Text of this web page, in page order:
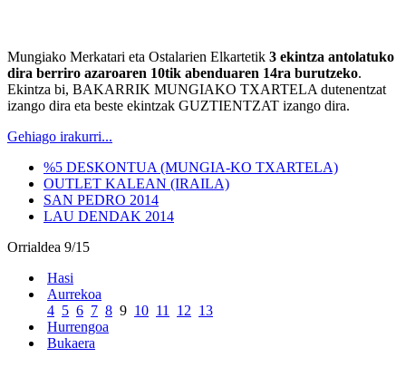
Mungiako Merkatari eta Ostalarien Elkartetik 3 ekintza antolatuko
dira berriro azaroaren 10tik abenduaren 14ra burutzeko.
Ekintza bi, BAKARRIK MUNGIAKO TXARTELA dutenentzat
izango dira eta beste ekintzak GUZTIENTZAT izango dira.
Gehiago irakurri...
%5 DESKONTUA (MUNGIA-KO TXARTELA)
OUTLET KALEAN (IRAILA)
SAN PEDRO 2014
LAU DENDAK 2014
Orrialdea 9/15
Hasi
Aurrekoa
4 5 6 7 8 9 10 11 12 13
Hurrengoa
Bukaera